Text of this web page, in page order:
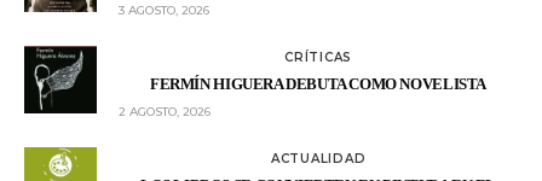
3 AGOSTO, 2026
CRÍTICAS
FERMÍN HIGUERA DEBUTA COMO NOVELISTA
2 AGOSTO, 2026
ACTUALIDAD